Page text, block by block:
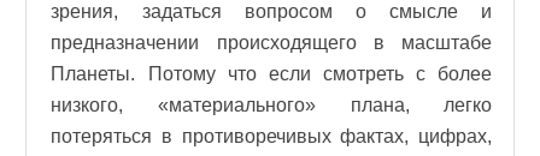
зрения, задаться вопросом о смысле и
предназначении происходящего в масштабе
Планеты. Потому что если смотреть с более
низкого, «материального» плана, легко
потеряться в противоречивых фактах, цифрах,